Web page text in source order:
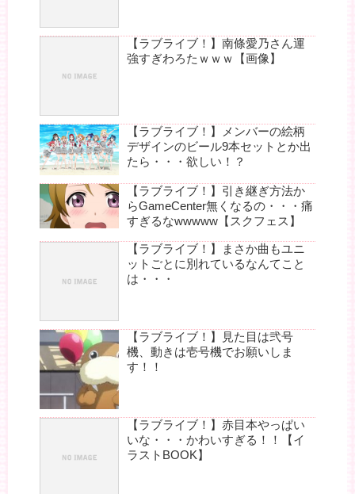
【ラブライブ！】南條愛乃さん運
強すぎわろたｗｗｗ【画像】
【ラブライブ！】メンバーの絵柄
デザインのビール9本セットとか出
たら・・・欲しい！？
【ラブライブ！】引き継ぎ方法か
らGameCenter無くなるの・・・痛
すぎるなwwwww【スクフェス】
【ラブライブ！】まさか曲もユニ
ットごとに別れているなんてこと
は・・・
【ラブライブ！】見た目は弐号
機、動きは壱号機でお願いしま
す！！
【ラブライブ！】赤目本やっぱい
いな・・・かわいすぎる！！【イ
ラストBOOK】